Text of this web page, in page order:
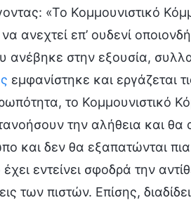
«Το Κομμουνιστικό
ανεχτεί επ’ ουδενί
ανέβηκε στην εξουσία,
εμφανίστηκε και εργάζεται
το Κομμουνιστικό
την αλήθεια και θα
και δεν θα εξαπατώνται
εντείνει σφοδρά ​​την
των πιστών. Επίσης,